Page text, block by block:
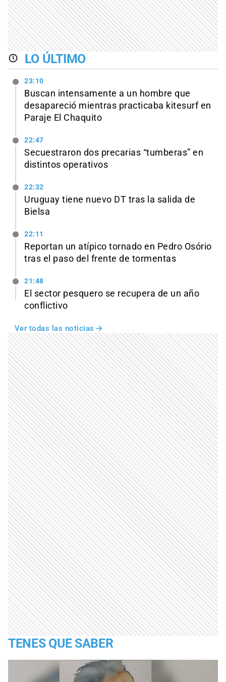
LO ÚLTIMO
23:10
Buscan intensamente a un hombre que
desapareció mientras practicaba kitesurf en
Paraje El Chaquito
22:47
Secuestraron dos precarias “tumberas” en
distintos operativos
22:32
Uruguay tiene nuevo DT tras la salida de
Bielsa
22:11
Reportan un atípico tornado en Pedro Osório
tras el paso del frente de tormentas
21:48
El sector pesquero se recupera de un año
conflictivo
Ver todas las noticias
TENES QUE SABER